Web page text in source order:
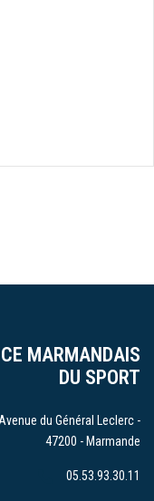
MARMANDAIS
DU SPORT
du Général Leclerc -
47200 - Marmande
05.53.93.30.11